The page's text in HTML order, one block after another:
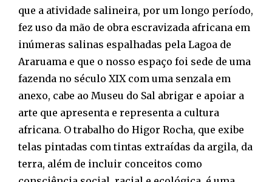
que a atividade salineira, por um longo período,
fez uso da mão de obra escravizada africana em
inúmeras salinas espalhadas pela Lagoa de
Araruama e que o nosso espaço foi sede de uma
fazenda no século XIX com uma senzala em
anexo, cabe ao Museu do Sal abrigar e apoiar a
arte que apresenta e representa a cultura
africana. O trabalho do Higor Rocha, que exibe
telas pintadas com tintas extraídas da argila, da
terra, além de incluir conceitos como